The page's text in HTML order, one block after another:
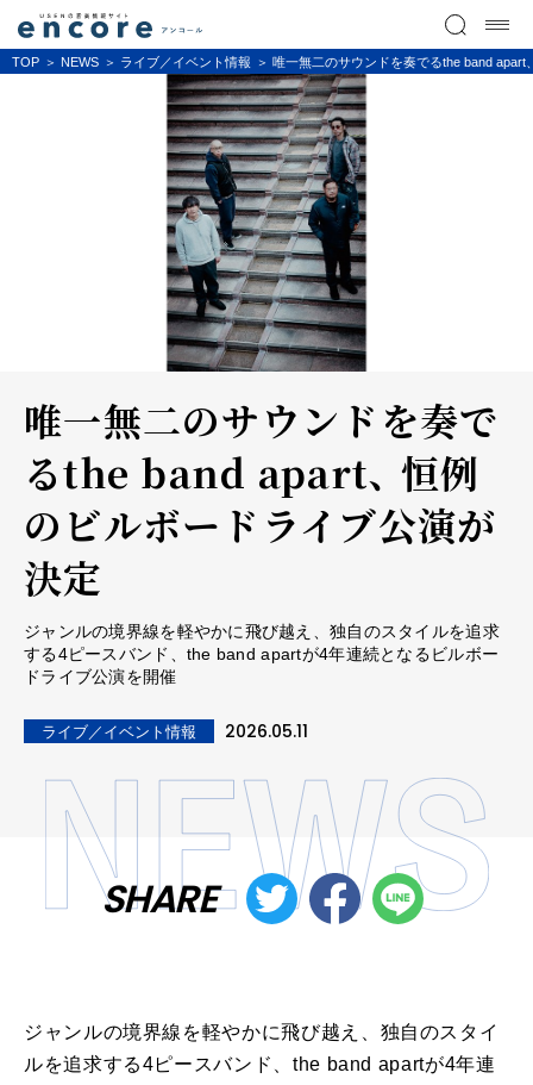
TOP NEWS ライブ／イベント情報 唯一無二のサウンドを奏でるthe band
唯一無二のサウンドを奏で
るthe band apart、 恒例
のビルボードライブ公演が
決定
ジャンルの境界線を軽やかに飛び越え、独自のスタイルを追求
する4ピースバンド、the band apartが4年連続となるビルボー
ドライブ公演を開催
ライブ／イベント情報 2026.05.11
SHARE
ジャンルの境界線を軽やかに飛び越え、独自のスタイ
ルを追求する4ピースバンド、the band apartが4年連